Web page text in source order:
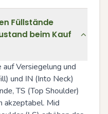
Füllstände
beim Kauf
Versiegelung und
und IN (Into Neck)
TS (Top Shoulder)
akzeptabel. Mid